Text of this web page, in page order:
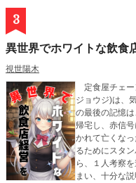
3
異世界でホワイトな飲食
視世陽木
定食屋チェー
ジョウジ)は、
の最後の記憶
帰宅し、赤信
かれて亡くなったというもの
るためにスタ
ら、１人考察
まい、十分な